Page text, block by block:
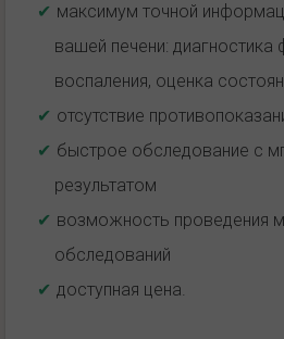
максимум точной
вашей печени: диагностика
воспаления, оценка
отсутствие
быстрое обследование с
результатом
возможность проведения
обследований
доступная цена.